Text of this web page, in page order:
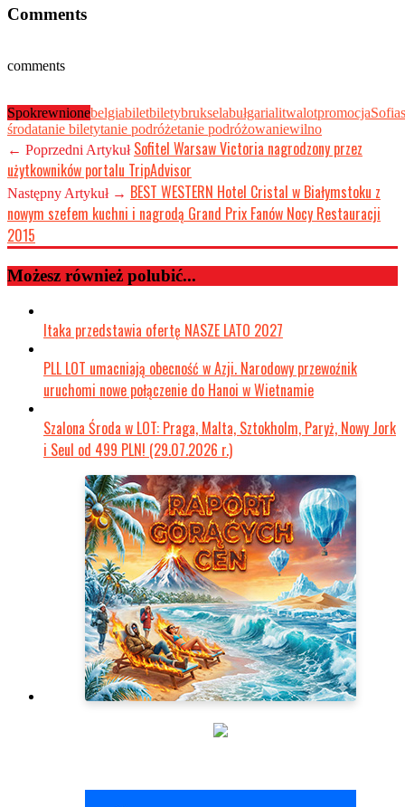
Comments
comments
SpokrewnionebelgiabiletbiletybrukselabułgarialitwalotpromocjaSofia
środatanie biletytanie podróżetanie podróżowaniewilno
← Poprzedni Artykuł Sofitel Warsaw Victoria nagrodzony przez
użytkowników portalu TripAdvisor
Następny Artykuł → BEST WESTERN Hotel Cristal w Białymstoku z
nowym szefem kuchni i nagrodą Grand Prix Fanów Nocy Restauracji
2015
Możesz również polubić...
Itaka przedstawia ofertę NASZE LATO 2027
PLL LOT umacniają obecność w Azji. Narodowy przewoźnik
uruchomi nowe połączenie do Hanoi w Wietnamie
Szalona Środa w LOT: Praga, Malta, Sztokholm, Paryż, Nowy Jork
i Seul od 499 PLN! (29.07.2026 r.)